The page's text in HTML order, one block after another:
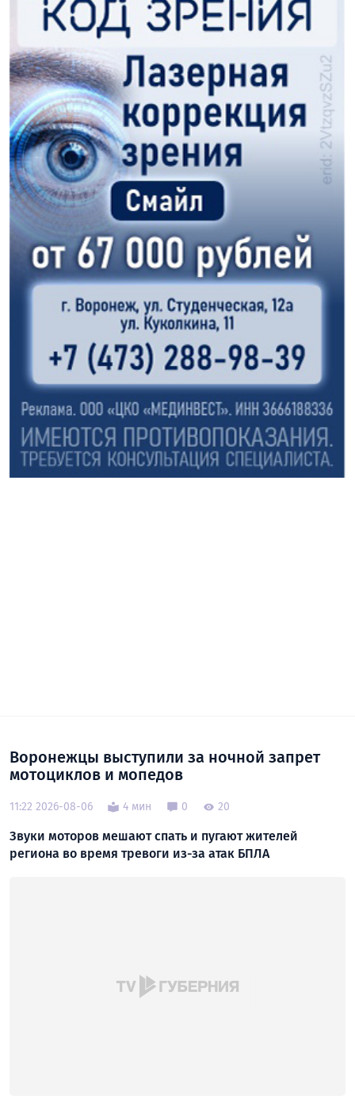
Воронежцы выступили за ночной запрет
мотоциклов и мопедов
11:22 2026-08-06 4 мин 0 20
Звуки моторов мешают спать и пугают жителей
региона во время тревоги из-за атак БПЛА